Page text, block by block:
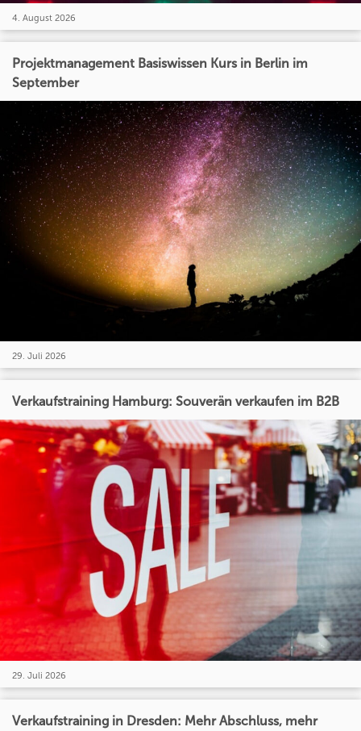
4. August 2026
Projektmanagement Basiswissen Kurs in Berlin im
September
29. Juli 2026
Verkaufstraining Hamburg: Souverän verkaufen im B2B
29. Juli 2026
Verkaufstraining in Dresden: Mehr Abschluss, mehr